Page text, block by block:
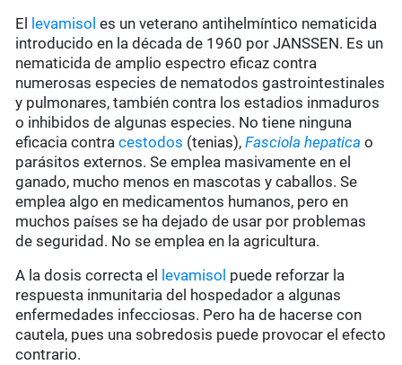
El
levamisol es un veterano antihelmíntico nematicida
introducido en la década de 1960 por JANSSEN. Es un
nematicida de amplio espectro eficaz contra
numerosas especies de nematodos gastrointestinales
y pulmonares, también contra los estadios inmaduros
o inhibidos de algunas especies. No tiene ninguna
eficacia contracestodos (tenias),Fasciola hepatica o
parásitos externos. Se emplea masivamente en el
ganado, mucho menos en mascotas y caballos. Se
emplea algo en medicamentos humanos, pero en
muchos países se ha dejado de usar por problemas
de seguridad. No se emplea en la agricultura.
A la dosis correcta el levamisol puede reforzar la
respuesta inmunitaria del hospedador a algunas
enfermedades infecciosas. Pero ha de hacerse con
cautela, pues una sobredosis puede provocar el efecto
contrario.